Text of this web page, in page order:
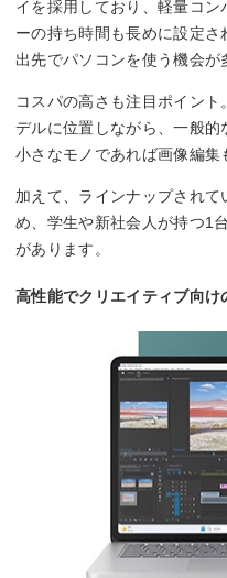
イを採用しており、軽量コ
ーの持ち時間も長めに設定
出先でパソコンを使う機会が
コスパの高さも注目ポイン
デルに位置しながら、一般
小さなモノであれば画像編集
加えて、ラインナップされ
め、学生や新社会人が持つ1
があります。
高性能でクリエイティブ向